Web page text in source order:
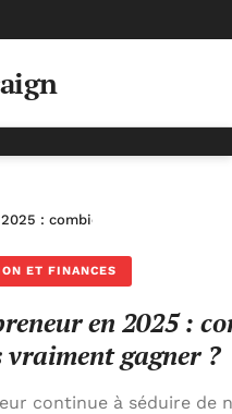
: combien pouvez-vous
ET FINANCES
en 2025 :
vraiment gagner ?
continue à séduire de